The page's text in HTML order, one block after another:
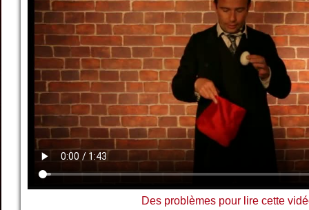
Des problèmes pour lire cette